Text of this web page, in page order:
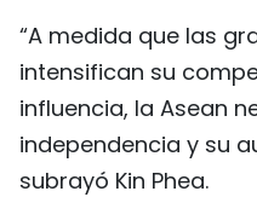
“A medida que las
intensifican su
influencia, la Asean
independencia y su
subrayó Kin Phea.